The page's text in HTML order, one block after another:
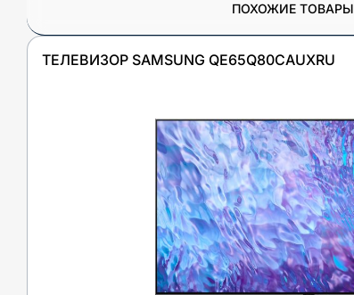
ПОХОЖИЕ ТОВАРЫ
ТЕЛЕВИЗОР SAMSUNG QE65Q80CAUXRU